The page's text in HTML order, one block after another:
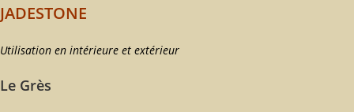
JADESTONE
Utilisation en intérieure et extérieur
Le Grès